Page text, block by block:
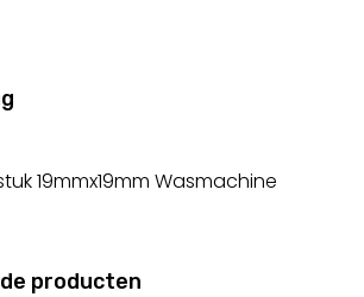
19mmx19mm Wasmachine
producten